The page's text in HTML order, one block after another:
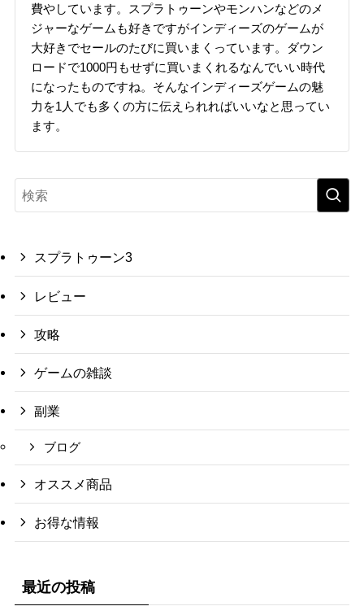
費やしています。スプラトゥーンやモンハンなどのメ
ジャーなゲームも好きですがインディーズのゲームが
大好きでセールのたびに買いまくっています。ダウン
ロードで1000円もせずに買いまくれるなんでいい時代
になったものですね。そんなインディーズゲームの魅
力を1人でも多くの方に伝えられればいいなと思ってい
ます。
スプラトゥーン3
レビュー
攻略
ゲームの雑談
副業
ブログ
オススメ商品
お得な情報
最近の投稿